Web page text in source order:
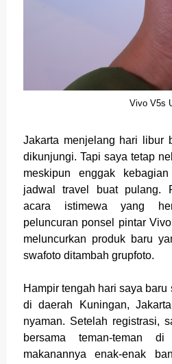
Vivo V5s
Jakarta menjelang hari libur
dikunjungi. Tapi saya tetap
meskipun enggak
jadwal travel buat pulang.
acara istimewa yang
peluncuran ponsel pintar
meluncurkan produk baru
swafoto ditambah grupfoto.
Hampir tengah hari saya
di daerah Kuningan,
nyaman. Setelah registrasi,
bersama teman-teman
makanannya enak-enak